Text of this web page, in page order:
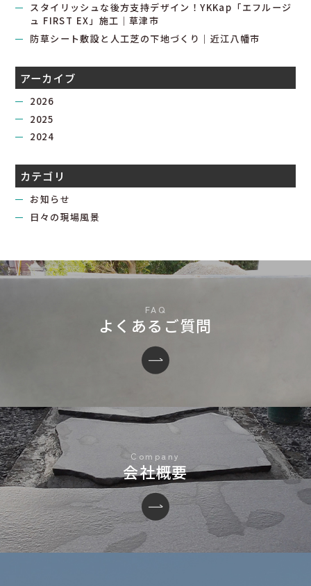
スタイリッシュな後方支持デザイン！YKKap「エフルージ
ュ FIRST EX」施工｜草津市
防草シート敷設と人工芝の下地づくり｜近江八幡市
アーカイブ
2026
2025
2024
カテゴリ
お知らせ
日々の現場風景
よくあるご質問
会社概要